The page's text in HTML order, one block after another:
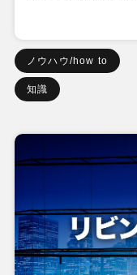
ノウハウ/how to
知識